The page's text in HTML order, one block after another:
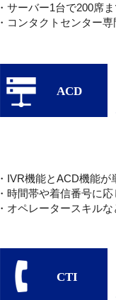
・サーバー1台で200席
・コンタクトセンター専
ACD
・IVR機能とACD機能
・時間帯や着信番号に
・オペレータースキル
CTI